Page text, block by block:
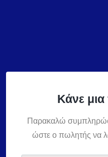
Κάνε
Παρακαλώ
ώστε ο πωλητής να